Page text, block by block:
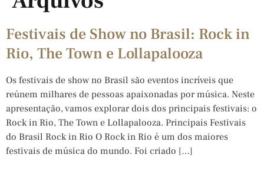
Festivais de Show no Brasil: Rock in
Rio, The Town e Lollapalooza
Os festivais de show no Brasil são eventos incríveis que
reúnem milhares de pessoas apaixonadas por música. Neste
apresentação, vamos explorar dois dos principais festivais: o
Rock in Rio, The Town e Lollapalooza. Principais Festivais
do Brasil Rock in Rio O Rock in Rio é um dos maiores
festivais de música do mundo. Foi criado […]